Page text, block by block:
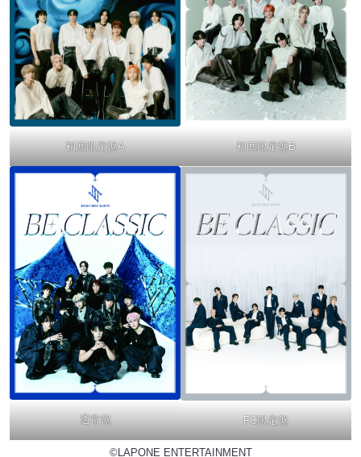
初回限定盤A 初回限定盤B
通常盤 FC限定盤
©LAPONE ENTERTAINMENT